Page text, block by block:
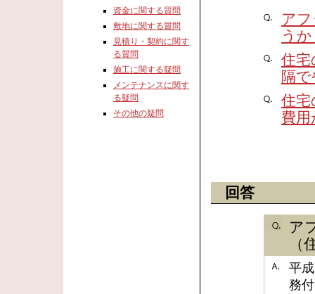
ア
う
住
隔
住
費
回答
ア
（
平
務
資金に関する質問
敷地に関する質問
見積り・契約に関す
る質問
施工に関する疑問
メンテナンスに関す
る疑問
その他の疑問